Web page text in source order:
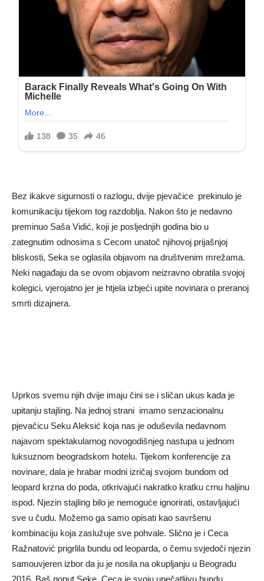
Bez ikakve sigurnosti o razlogu, dvije pjevačice prekinulo je
komunikaciju tijekom tog razdoblja. Nakon što je nedavno
preminuo Saša Vidić, koji je posljednjih godina bio u
zategnutim odnosima s Cecom unatoč njihovoj prijašnjoj
bliskosti, Seka se oglasila objavom na društvenim mrežama.
Neki nagađaju da se ovom objavom neizravno obratila svojoj
kolegici, vjerojatno jer je htjela izbjeći upite novinara o preranoj
smrti dizajnera.
Uprkos svemu njih dvije imaju čini se i sličan ukus kada je
upitanju stajling. Na jednoj strani imamo senzacionalnu
pjevačicu Seku Aleksić koja nas je oduševila nedavnom
najavom spektakularnog novogodišnjeg nastupa u jednom
luksuznom beogradskom hotelu. Tijekom konferencije za
novinare, dala je hrabar modni izričaj svojom bundom od
leopard krzna do poda, otkrivajući nakratko kratku crnu haljinu
ispod. Njezin stajling bilo je nemoguće ignorirati, ostavljajući
sve u čudu. Možemo ga samo opisati kao savršenu
kombinaciju koja zaslužuje sve pohvale. Slično je i Ceca
Ražnatović prigrlila bundu od leoparda, o čemu svjedoči njezin
samouvjeren izbor da ju je nosila na okupljanju u Beogradu